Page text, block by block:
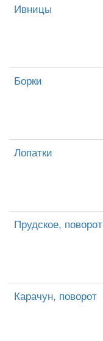
Ивницы
Борки
Лопатки
Прудское, поворот
Карачун, поворот